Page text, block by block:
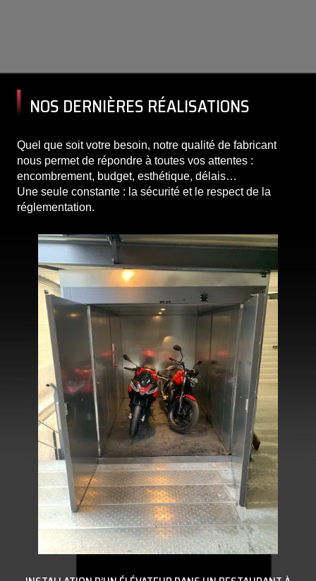
NOS DERNIÈRES RÉALISATIONS
Quel que soit votre besoin, notre qualité de fabricant
nous permet de répondre à toutes vos attentes :
encombrement, budget, esthétique, délais…
Une seule constante : la sécurité et le respect de la
réglementation.